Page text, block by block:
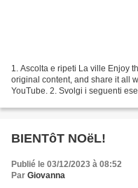
1. Ascolta e ripeti La ville Enjoy
original content, and share it all
YouTube. 2. Svolgi i seguenti
la-ville...
BIENTôT NOëL!
Publié le 03/12/2023 à 08:52
Par Giovanna